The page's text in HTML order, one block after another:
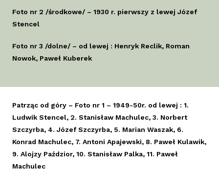
Foto nr 2 /środkowe/ – 1930 r. pierwszy z lewej Józef
Stencel
Foto nr 3 /dolne/ – od lewej : Henryk Reclik, Roman
Nowok, Paweł Kuberek
Patrząc od góry – Foto nr 1 – 1949-50r. od lewej : 1.
Ludwik Stencel, 2. Stanisław Machulec, 3. Norbert
Szczyrba, 4. Józef Szczyrba, 5. Marian Waszak, 6.
Konrad Machulec, 7. Antoni Apajewski, 8. Paweł Kulawik,
9. Alojzy Paździor, 10. Stanisław Palka, 11. Paweł
Machulec